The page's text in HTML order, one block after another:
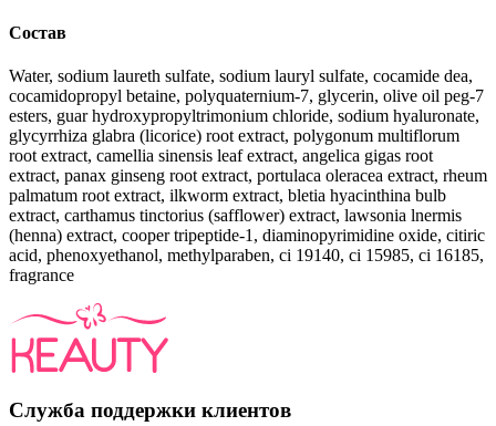
Состав
Water, sodium laureth sulfate, sodium lauryl sulfate, cocamide dea,
cocamidopropyl betaine, polyquaternium-7, glycerin, olive oil peg-7
esters, guar hydroxypropyltrimonium chloride, sodium hyaluronate,
glycyrrhiza glabra (licorice) root extract, polygonum multiflorum
root extract, camellia sinensis leaf extract, angelica gigas root
extract, panax ginseng root extract, portulaca oleracea extract, rheum
palmatum root extract, ilkworm extract, bletia hyacinthina bulb
extract, carthamus tinctorius (safflower) extract, lawsonia lnermis
(henna) extract, cooper tripeptide-1, diaminopyrimidine oxide, citiric
acid, phenoxyethanol, methylparaben, ci 19140, ci 15985, ci 16185,
fragrance
Служба поддержки клиентов